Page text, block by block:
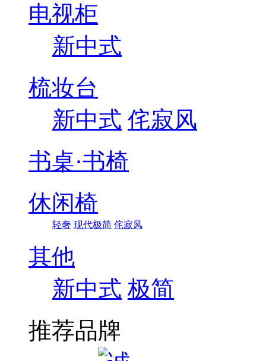
电视柜
新中式
梳妆台
新中式 侘寂风
书桌·书椅
休闲椅
轻奢 现代极简 侘寂风
其他
新中式 极简
推荐品牌